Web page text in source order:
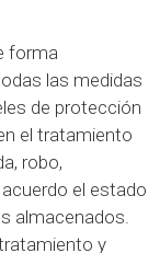
forma
las medidas
de protección
el tratamiento
robo,
el estado
almacenados.
y